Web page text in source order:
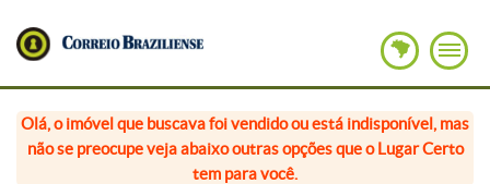
Olá, o imóvel que buscava foi vendido ou está indisponível, mas
não se preocupe veja abaixo outras opções que o Lugar Certo
tem para você.